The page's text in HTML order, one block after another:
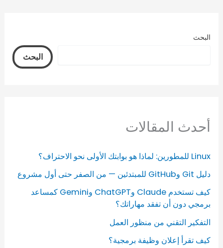
البحث
البحث
أحدث المقالات
Linux للمطورين: لماذا هو بوابتك الأولى نحو الاحتراف؟
دليل Git وGitHub للمبتدئين — من الصفر حتى أول مشروع
كيف تستخدم Claude وChatGPT وGemini كمساعد
برمجي دون أن تفقد مهاراتك؟
التفكير التقني من منظور العمل
كيف تقرأ إعلان وظيفة برمجية؟